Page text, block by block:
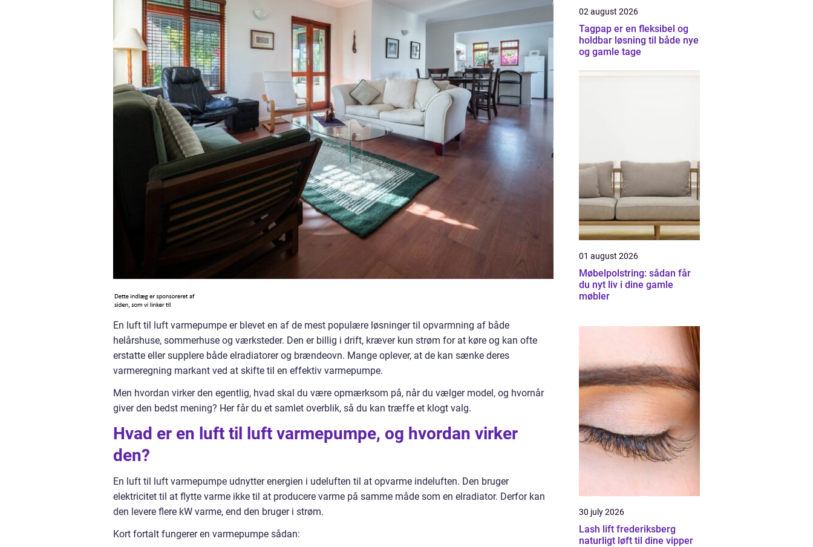
En luft til luft varmepumpe er blevet en af de mest populære løsninger til opvarmning af både
helårshuse, sommerhuse og værksteder. Den er billig i drift, kræver kun strøm for at køre og kan ofte
erstatte eller supplere både elradiatorer og brændeovn. Mange oplever, at de kan sænke deres
varmeregning markant ved at skifte til en effektiv varmepumpe.
Men hvordan virker den egentlig, hvad skal du være opmærksom på, når du vælger model, og hvornår
giver den bedst mening? Her får du et samlet overblik, så du kan træffe et klogt valg.
Hvad er en luft til luft varmepumpe, og hvordan virker
den?
En luft til luft varmepumpe udnytter energien i udeluften til at opvarme indeluften. Den bruger
elektricitet til at flytte varme ikke til at producere varme på samme måde som en elradiator. Derfor kan
den levere flere kW varme, end den bruger i strøm.
Kort fortalt fungerer en varmepumpe sådan:
02 august 2026
Tagpap er en fleksibel og
holdbar løsning til både nye
og gamle tage
01 august 2026
Møbelpolstring: sådan får
du nyt liv i dine gamle
møbler
30 july 2026
Lash lift frederiksberg
naturligt løft til dine vipper